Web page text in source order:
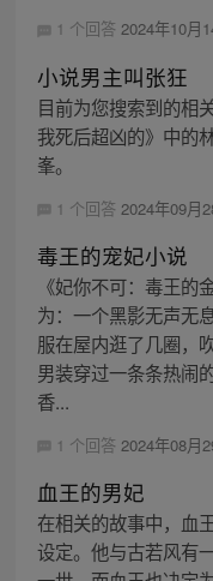
1 个回答 2024年10月
小说男主叫张狂
目前为您搜索到的相
我死后超凶的》中的
峯。
1 个回答 2024年09月
毒王的宠妃小说
《妃你不可：毒王的
为：一个黑影无声无
服在屋内逛了几圈，
男装穿过一条条热闹
香...
1 个回答 2024年08月
血王的男妃
在相关的故事中，血
设定。他与古若风有